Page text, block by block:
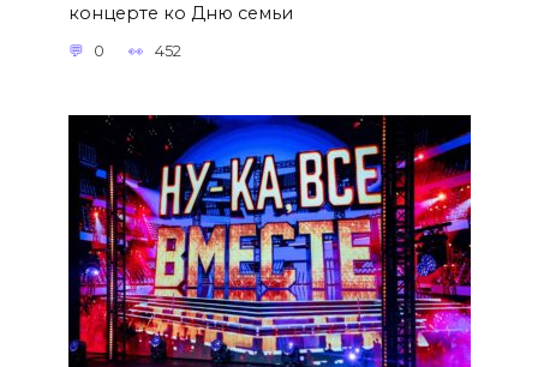
концерте ко Дню семьи
0 452